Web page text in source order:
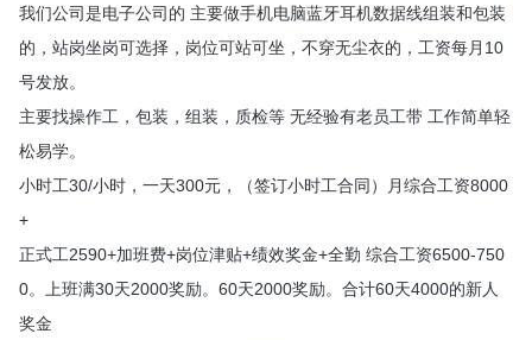
我们公司是电子公司的 主要做手机电脑蓝牙耳机数据线组装和包装
的，站岗坐岗可选择，岗位可站可坐，不穿无尘衣的，工资每月10
号发放。
主要找操作工，包装，组装，质检等 无经验有老员工带 工作简单轻
松易学。
小时工30/小时，一天300元，（签订小时工合同）月综合工资8000
+
正式工2590+加班费+岗位津贴+绩效奖金+全勤 综合工资6500-750
0。上班满30天2000奖励。60天2000奖励。合计60天4000的新人
奖金